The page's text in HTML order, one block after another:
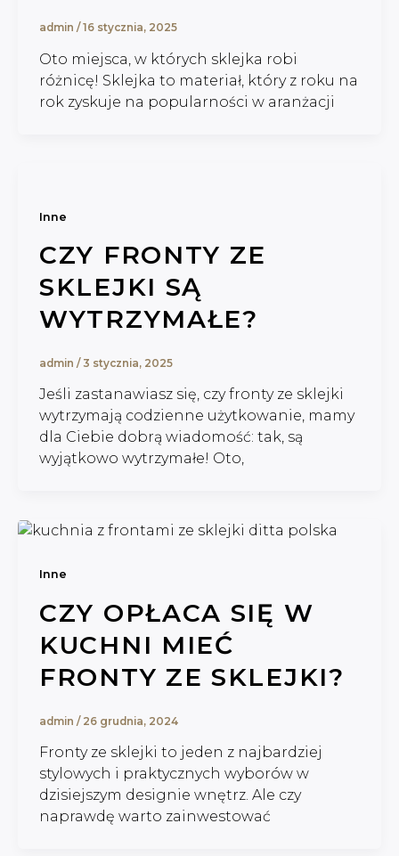
admin / 16 stycznia, 2025
Oto miejsca, w których sklejka robi
różnicę! Sklejka to materiał, który z roku na
rok zyskuje na popularności w aranżacji
Inne
CZY FRONTY ZE
SKLEJKI SĄ
WYTRZYMAŁE?
admin / 3 stycznia, 2025
Jeśli zastanawiasz się, czy fronty ze sklejki
wytrzymają codzienne użytkowanie, mamy
dla Ciebie dobrą wiadomość: tak, są
wyjątkowo wytrzymałe! Oto,
Inne
CZY OPŁACA SIĘ W
KUCHNI MIEĆ
FRONTY ZE SKLEJKI?
admin / 26 grudnia, 2024
Fronty ze sklejki to jeden z najbardziej
stylowych i praktycznych wyborów w
dzisiejszym designie wnętrz. Ale czy
naprawdę warto zainwestować